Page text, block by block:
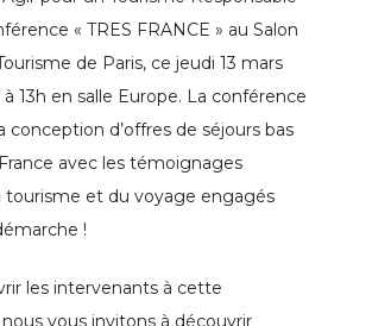
« TRES FRANCE » au Salon
de Paris, ce jeudi 13 mars
à 13h en salle Europe. La conférence
conception d’offres de séjours bas
avec les témoignages
tourisme et du voyage engagés
!
les intervenants à cette
vous invitons à découvrir